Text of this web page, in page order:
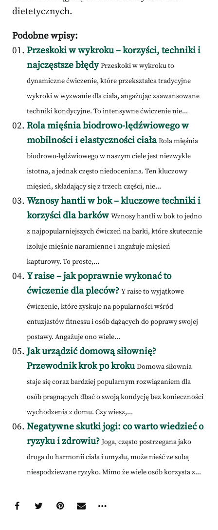
dietetycznych.
Podobne wpisy:
Przeskoki w wykroku – korzyści, techniki i
najczęstsze błędy Przeskoki w wykroku to
dynamiczne ćwiczenie, które przekształca tradycyjne
wykroki w wyzwanie dla ciała, angażując zaawansowane
techniki kondycyjne. To intensywne ćwiczenie nie...
Rola mięśnia biodrowo-lędźwiowego w
mobilności i elastyczności ciała Rola mięśnia
biodrowo-lędźwiowego w naszym ciele jest niezwykle
istotna, a jednak często niedoceniana. Ten kluczowy
mięsień, składający się z trzech części, nie...
Wznosy hantli w bok – kluczowe techniki i
korzyści dla barków Wznosy hantli w bok to jedno
z najpopularniejszych ćwiczeń na barki, które skutecznie
izoluje mięśnie naramienne i angażuje mięsień
kapturowy. To proste,...
Y raise – jak poprawnie wykonać to
ćwiczenie dla pleców? Y raise to wyjątkowe
ćwiczenie, które zyskuje na popularności wśród
entuzjastów fitnessu i osób dążących do poprawy swojej
postawy. Angażuje ono wiele...
Jak urządzić domową siłownię?
Przewodnik krok po kroku Domowa siłownia
staje się coraz bardziej popularnym rozwiązaniem dla
osób pragnących dbać o swoją kondycję bez konieczności
wychodzenia z domu. Czy wiesz,...
Negatywne skutki jogi: co warto wiedzieć o
ryzyku i zdrowiu? Joga, często postrzegana jako
droga do harmonii ciała i umysłu, może nieść ze sobą
niespodziewane ryzyko. Mimo że wiele osób korzysta z...